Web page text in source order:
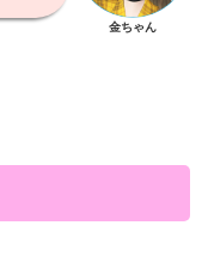
金ちゃん